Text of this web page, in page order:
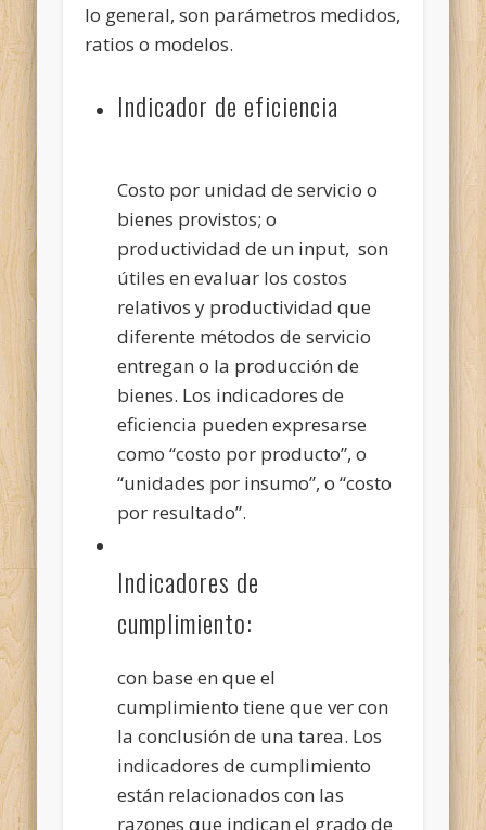
lo general, son parámetros medidos,
ratios o modelos.
Indicador de eficiencia
Costo por unidad de servicio o
bienes provistos; o
productividad de un input, son
útiles en evaluar los costos
relativos y productividad que
diferente métodos de servicio
entregan o la producción de
bienes. Los indicadores de
eficiencia pueden expresarse
como “costo por producto”, o
“unidades por insumo”, o “costo
por resultado”.
Indicadores de
cumplimiento:
con base en que el
cumplimiento tiene que ver con
la conclusión de una tarea. Los
indicadores de cumplimiento
están relacionados con las
razones que indican el grado de